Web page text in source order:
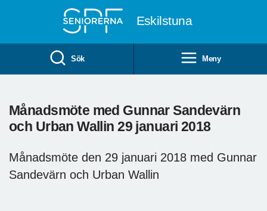
Eskilstuna
Sök Meny
Månadsmöte med Gunnar Sandevärn
och Urban Wallin 29 januari 2018
Månadsmöte den 29 januari 2018 med Gunnar
Sandevärn och Urban Wallin